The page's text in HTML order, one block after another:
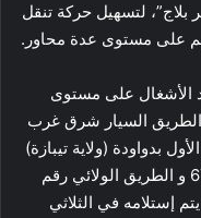
بلاج”، لتسهيل حركة تنقل
الأشغال على مستوى
الطريق السيار شرق غرب
بدواودة (ولاية تيبازة)
من خلال ازدواجية الطريق الوطني رقم 67 و الطريق الولائي رقم
إستلامه في الثلاثي